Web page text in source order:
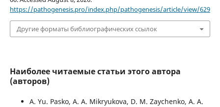
https://pathogenesis.pro/index.php/pathogenesis/article/view/629
Другие форматы библиографических ссылок
Наиболее читаемые статьи этого автора
(авторов)
A. Yu. Pasko, A. A. Mikryukova, D. M. Zaychenko, A. A.